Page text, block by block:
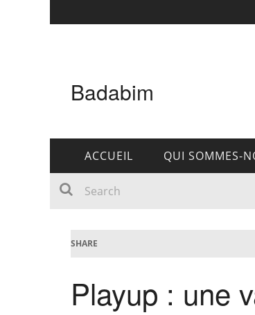
Badabim
ACCUEIL QUI SOMMES-
SHARE
Playup : une